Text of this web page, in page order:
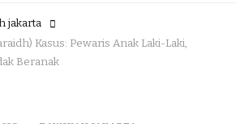
jakarta
Kasus: Pewaris Anak Laki-Laki,
Beranak